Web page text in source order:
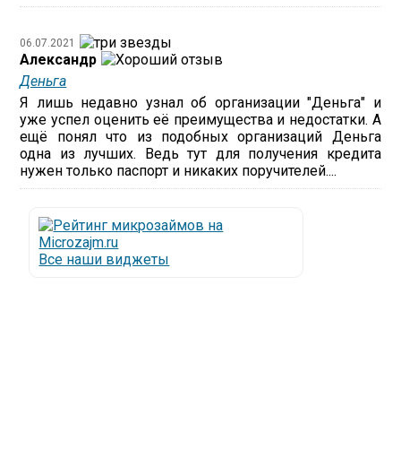
06.07.2021
Александр
Деньга
Я лишь недавно узнал об организации "Деньга" и
уже успел оценить её преимущества и недостатки. А
ещё понял что из подобных организаций Деньга
одна из лучших. Ведь тут для получения кредита
нужен только паспорт и никаких поручителей....
Все наши виджеты